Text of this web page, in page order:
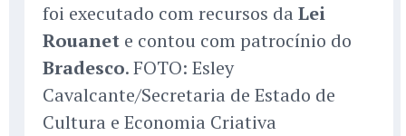
foi executado com recursos da Lei
Rouanet e contou com patrocínio do
Bradesco. FOTO: Esley
Cavalcante/Secretaria de Estado de
Cultura e Economia Criativa